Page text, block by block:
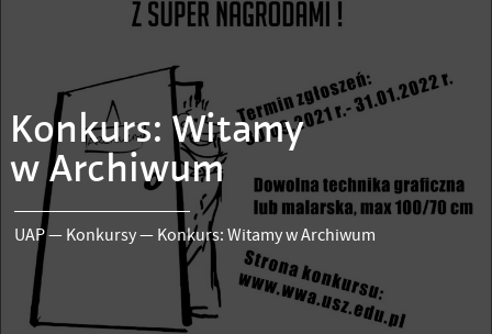
Konkurs: Witamy
w Archiwum
UAP— Konkursy— Konkurs: Witamy w Archiwum